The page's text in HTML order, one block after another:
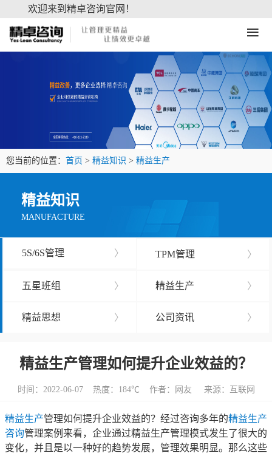
欢迎来到精卓咨询官网！
≡
您当前的位置： 首页 > 精益知识 > 精益生产
精益知识
MANUFACTURE
5S/6S管理 〉 TPM管理 〉
五星班组 〉 精益生产 〉
精益思想 〉 公司资讯 〉
精益生产管理如何提升企业效益的？
时间：2022-06-07 热度： 184℃ 作者：网友 来源：互联网
精益生产管理如何提升企业效益的？经过咨询多年的精益生产
咨询管理案例来看，企业通过精益生产管理模式发生了很大的
变化，并且是以一种好的趋势发展，管理效果明显。那么这些